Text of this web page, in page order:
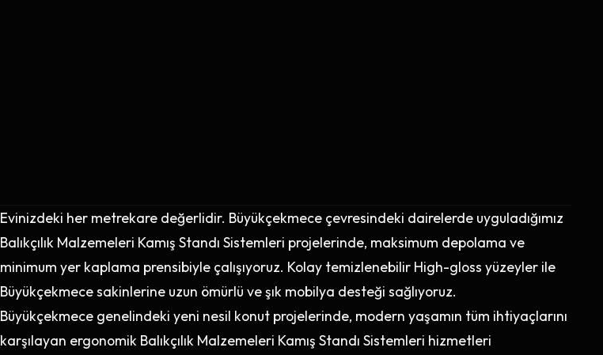
Evinizdeki her metrekare değerlidir. Büyükçekmece çevresindeki dairelerde uyguladığımız
Balıkçılık Malzemeleri Kamış Standı Sistemleri projelerinde, maksimum depolama ve
minimum yer kaplama prensibiyle çalışıyoruz. Kolay temizlenebilir High-gloss yüzeyler ile
Büyükçekmece sakinlerine uzun ömürlü ve şık mobilya desteği sağlıyoruz.
Büyükçekmece genelindeki yeni nesil konut projelerinde, modern yaşamın tüm ihtiyaçlarını
karşılayan ergonomik Balıkçılık Malzemeleri Kamış Standı Sistemleri hizmetleri